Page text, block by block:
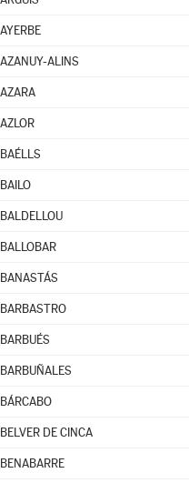
AYERBE
AZANUY-ALINS
AZARA
AZLOR
BAÉLLS
BAILO
BALDELLOU
BALLOBAR
BANASTÁS
BARBASTRO
BARBUÉS
BARBUÑALES
BÁRCABO
BELVER DE CINCA
BENABARRE